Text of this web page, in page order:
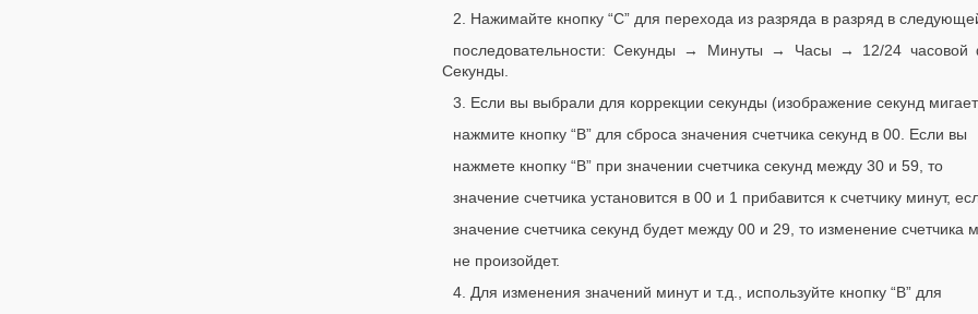
2. Нажимайте кнопку “С” для перехода из разряда в разряд в
последовательности: Секунды → Минуты → Часы → 12/24
Секунды.
3. Если вы выбрали для коррекции секунды (изображение секунд
нажмите кнопку “B” для сброса значения счетчика секунд в 00. Если вы
нажмете кнопку “B” при значении счетчика секунд между 30 и 59, то
значение счетчика установится в 00 и 1 прибавится к счетчику минут,
значение счетчика секунд будет между 00 и 29, то изменение счетчика
не произойдет.
4. Для изменения значений минут и т.д., используйте кнопку “B” для